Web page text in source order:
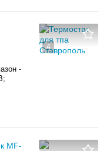
4
-
MF-